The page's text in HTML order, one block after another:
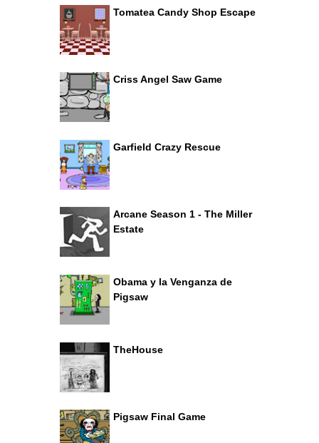
Tomatea Candy Shop Escape
Criss Angel Saw Game
Garfield Crazy Rescue
Arcane Season 1 - The Miller
Estate
Obama y la Venganza de
Pigsaw
TheHouse
Pigsaw Final Game